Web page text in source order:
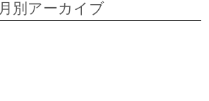
月別アーカイブ